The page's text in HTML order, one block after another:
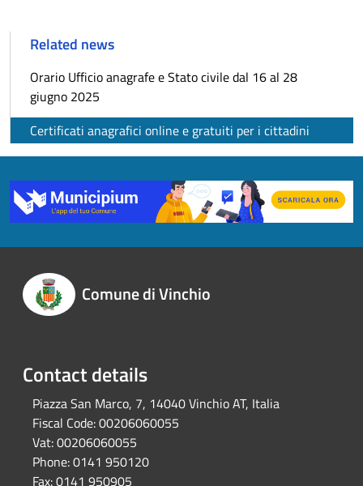
Related news
Orario Ufficio anagrafe e Stato civile dal 16 al 28
giugno 2025
Certificati anagrafici online e gratuiti per i cittadini
Comune di Vinchio
Contact details
Piazza San Marco, 7, 14040 Vinchio AT, Italia
Fiscal Code:00206060055
Vat:00206060055
Phone:0141 950120
Fax:0141 950905